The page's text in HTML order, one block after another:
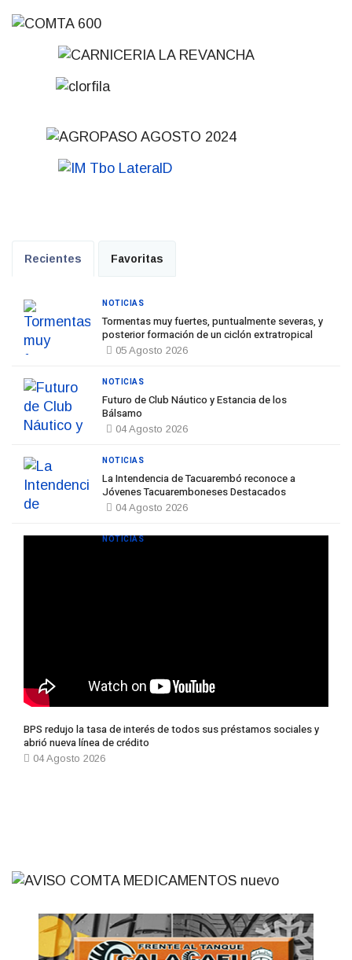
Recientes Favoritas
Tormentas muy fuertes, puntualmente severas, y
posterior formación de un ciclón extratropical
05 Agosto 2026
NOTICIAS
Futuro de Club Náutico y Estancia de los
Bálsamo
04 Agosto 2026
NOTICIAS
La Intendencia de Tacuarembó reconoce a
Jóvenes Tacuaremboneses Destacados
04 Agosto 2026
NOTICIAS
BPS redujo la tasa de interés de todos sus préstamos sociales y
abrió nueva línea de crédito
04 Agosto 2026
NOTICIAS